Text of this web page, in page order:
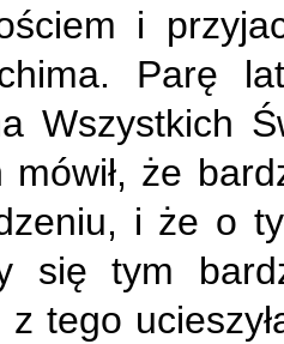
i
Parę
Wszystkich
mówił, że
i że o
się tym
z tego